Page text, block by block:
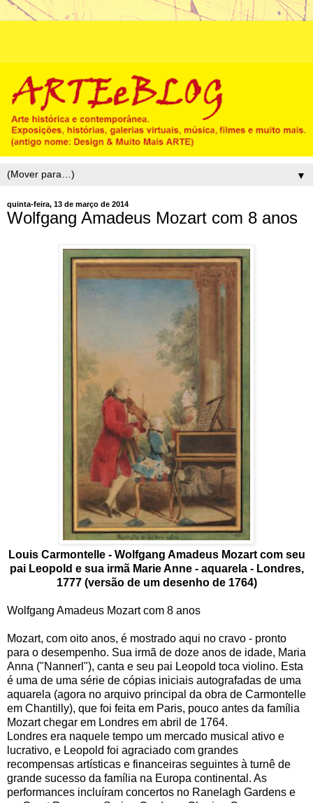
▼
quinta-feira, 13 de março de 2014
Wolfgang Amadeus Mozart com 8 anos
Louis Carmontelle - Wolfgang Amadeus Mozart com seu
pai Leopold e sua irmã Marie Anne - aquarela - Londres,
1777 (versão de um desenho de 1764)
Wolfgang Amadeus Mozart com 8 anos
Mozart, com oito anos, é mostrado aqui no cravo - pronto
para o desempenho. Sua irmã de doze anos de idade, Maria
Anna ("Nannerl"), canta e seu pai Leopold toca violino. Esta
é uma de uma série de cópias iniciais autografadas de uma
aquarela (agora no arquivo principal da obra de Carmontelle
em Chantilly), que foi feita em Paris, pouco antes da família
Mozart chegar em Londres em abril de 1764.
Londres era naquele tempo um mercado musical ativo e
lucrativo, e Leopold foi agraciado com grandes
recompensas artísticas e financeiras seguintes à turnê de
grande sucesso da família na Europa continental. As
performances incluíram concertos no Ranelagh Gardens e